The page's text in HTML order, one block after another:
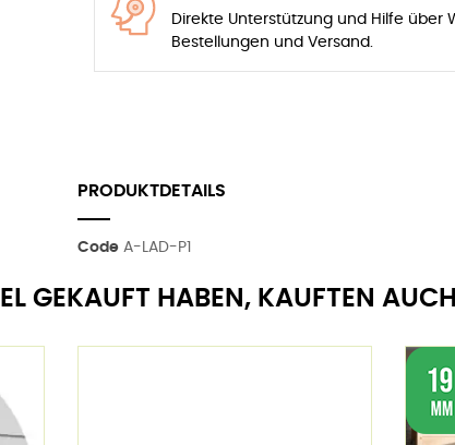
Direkte Unterstützung und Hilfe über
Bestellungen und Versand.
PRODUKTDETAILS
Code A-LAD-P1
GEKAUFT HABEN, KAUFTEN